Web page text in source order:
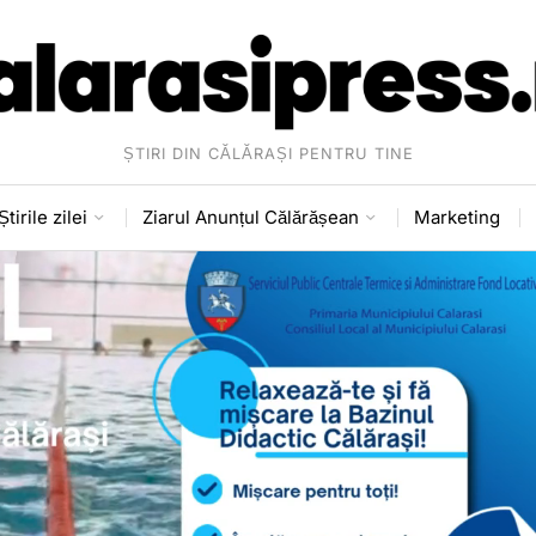
ȘTIRI DIN CĂLĂRAȘI PENTRU TINE
zilei Ziarul Anunțul Călărășean Marketing